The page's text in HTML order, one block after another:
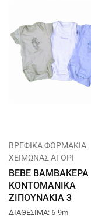
ΒΡΕΦΙΚΑ ΦΟΡΜΑΚΙΑ
ΧΕΙΜΩΝΑΣ ΑΓΟΡΙ
BEBE ΒΑΜΒΑΚΕΡΑ
ΚΟΝΤΟΜΑΝΙΚΑ
ΖΙΠΟΥΝΑΚΙΑ 3
ΤΕΜΑΧΙΩΝ DREAMS
ΔΙΑΘΕΣΙΜΑ: 6-9m